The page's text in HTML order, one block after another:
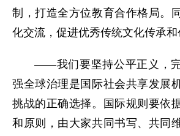
制，打造全方位教育合作格局。
化交流，促进优秀传统文化传承和
——我们要坚持公平正义，
强全球治理是国际社会共享发展
挑战的正确选择。国际规则要依
和原则，由大家共同书写、共同